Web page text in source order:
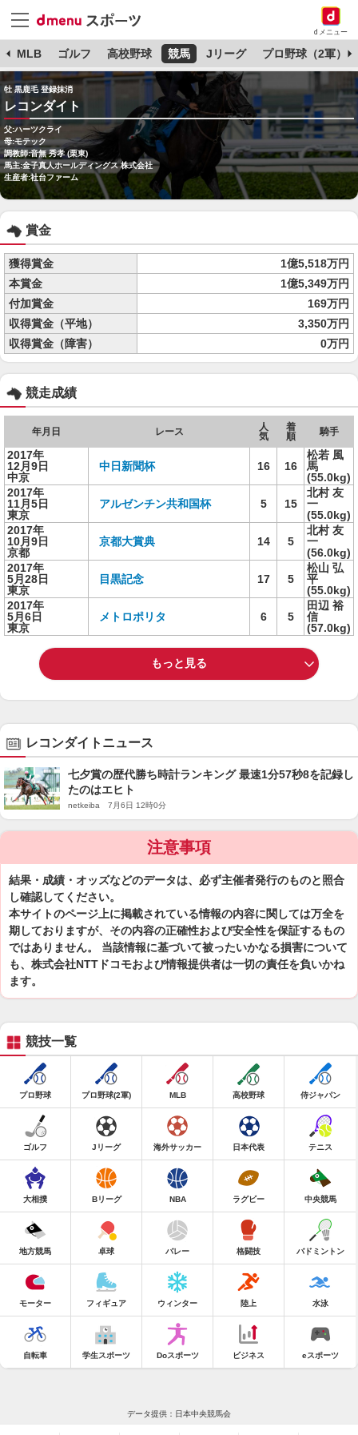
dメニュー
MLB ゴルフ 高校野球 競馬 Jリーグ プロ野球（2軍）
牡 黒鹿毛 登録抹消
レコンダイト
父:ハーツクライ
母:モテック
調教師:音無 秀孝 (栗東)
馬主:金子真人ホールディングス 株式会社
生産者:社台ファーム
賞金
獲得賞金
1億5,518万円
本賞金
1億5,349万円
付加賞金
169万円
収得賞金（平地）
3,350万円
収得賞金（障害）
0万円
競走成績
年月日 レース
人
気
着
順
騎手
2017年
12月9日
中京
中日新聞杯 16 16
松若 風
馬
(55.0kg)
2017年
11月5日
東京
アルゼンチン共和国杯 5 15
北村 友
一
(55.0kg)
2017年
10月9日
京都
京都大賞典 14 5
北村 友
一
(56.0kg)
2017年
5月28日
東京
目黒記念 17 5
松山 弘
平
(55.0kg)
2017年
5月6日
東京
メトロポリタ 6 5
田辺 裕
信
(57.0kg)
もっと見る
レコンダイトニュース
七夕賞の歴代勝ち時計ランキング 最速1分57秒8を記録し
たのはエヒト
netkeiba 7月6日 12時0分
注意事項
結果・成績・オッズなどのデータは、必ず主催者発行のものと照合
し確認してください。
本サイトのページ上に掲載されている情報の内容に関しては万全を
期しておりますが、その内容の正確性および安全性を保証するもの
ではありません。 当該情報に基づいて被ったいかなる損害について
も、株式会社NTTドコモおよび情報提供者は一切の責任を負いかね
ます。
競技一覧
プロ野球 プロ野球(2軍) MLB 高校野球 侍ジャパン
ゴルフ Jリーグ 海外サッカー 日本代表 テニス
大相撲 Bリーグ NBA ラグビー 中央競馬
地方競馬 卓球 バレー 格闘技 バドミントン
モーター フィギュア ウィンター 陸上 水泳
自転車 学生スポーツ Doスポーツ ビジネス eスポーツ
データ提供：日本中央競馬会